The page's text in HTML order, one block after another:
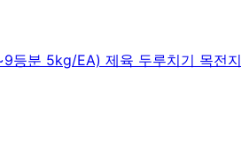
분 5kg/EA) 제육 두루치기 목전지